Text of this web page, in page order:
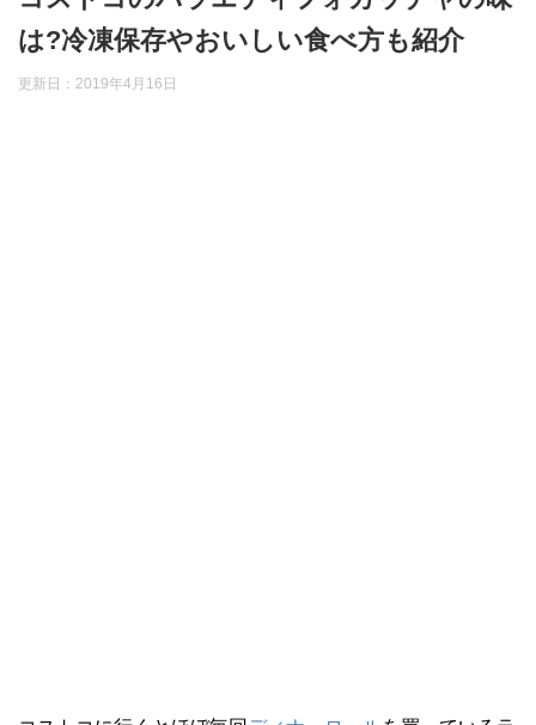
は?冷凍保存やおいしい食べ方も紹介
更新日： 2019年4月16日